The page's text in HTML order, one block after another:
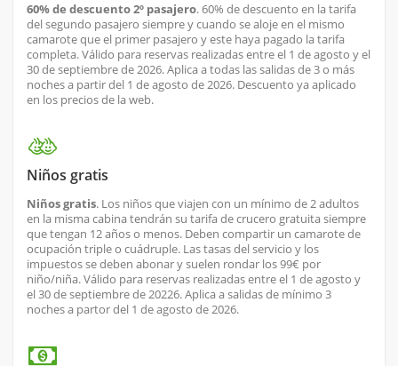
60% de descuento 2º pasajero. 60% de descuento en la tarifa
del segundo pasajero siempre y cuando se aloje en el mismo
camarote que el primer pasajero y este haya pagado la tarifa
completa. Válido para reservas realizadas entre el 1 de agosto y el
30 de septiembre de 2026. Aplica a todas las salidas de 3 o más
noches a partir del 1 de agosto de 2026. Descuento ya aplicado
en los precios de la web.
Niños gratis
Niños gratis. Los niños que viajen con un mínimo de 2 adultos
en la misma cabina tendrán su tarifa de crucero gratuita siempre
que tengan 12 años o menos. Deben compartir un camarote de
ocupación triple o cuádruple. Las tasas del servicio y los
impuestos se deben abonar y suelen rondar los 99€ por
niño/niña. Válido para reservas realizadas entre el 1 de agosto y
el 30 de septiembre de 20226. Aplica a salidas de mínimo 3
noches a partor del 1 de agosto de 2026.